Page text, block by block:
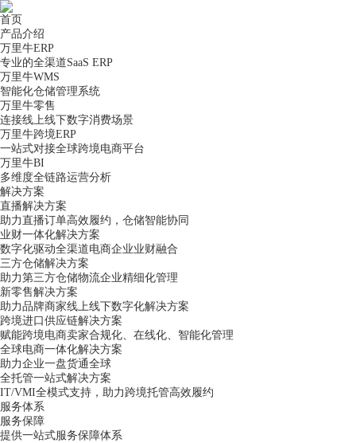
首页
产品介绍
万里牛ERP
专业的全渠道SaaS ERP
万里牛WMS
智能化仓储管理系统
万里牛零售
连接线上线下数字消费场景
万里牛跨境ERP
一站式对接全球跨境电商平台
万里牛BI
多维度全链路运营分析
解决方案
直播解决方案
助力直播订单高效履约，仓储智能协同
业财一体化解决方案
数字化驱动全渠道电商企业业财融合
三方仓储解决方案
助力第三方仓储物流企业精细化管理
新零售解决方案
助力品牌商家线上线下数字化解决方案
跨境进口供应链解决方案
赋能跨境电商卖家合规化、在线化、智能化管理
全球电商一体化解决方案
助力企业一盘货通全球
全托管一站式解决方案
IT/VMI全模式支持，助力跨境托管高效履约
服务体系
服务保障
提供一站式服务保障体系